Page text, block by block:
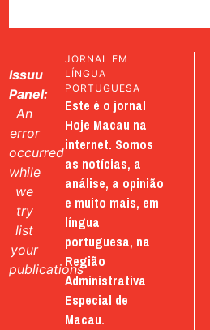
Issuu
Panel:
An
error
occurred
while
we
try
list
your
publications
JORNAL EM
LÍNGUA
PORTUGUESA
Este é o jornal
Hoje Macau na
internet. Somos
as notícias, a
análise, a opinião
e muito mais, em
língua
portuguesa, na
Região
Administrativa
Especial de
Macau.